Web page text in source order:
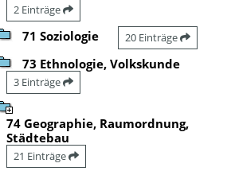
2 Einträge
71 Soziologie 20 Einträge
73 Ethnologie, Volkskunde
3 Einträge
74 Geographie, Raumordnung,
Städtebau
21 Einträge